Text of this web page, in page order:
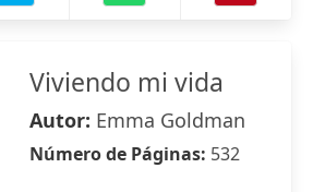
Viviendo mi vida
Autor: Emma Goldman
Número de Páginas: 532